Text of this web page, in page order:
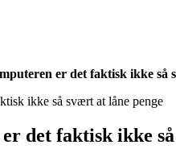
er det faktisk ikke så
det faktisk ikke